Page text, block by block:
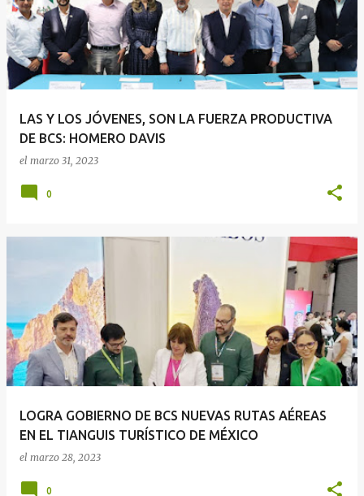
LAS Y LOS JÓVENES, SON LA FUERZA PRODUCTIVA
DE BCS: HOMERO DAVIS
el marzo 31, 2023
0
LOGRA GOBIERNO DE BCS NUEVAS RUTAS AÉREAS
EN EL TIANGUIS TURÍSTICO DE MÉXICO
el marzo 28, 2023
0